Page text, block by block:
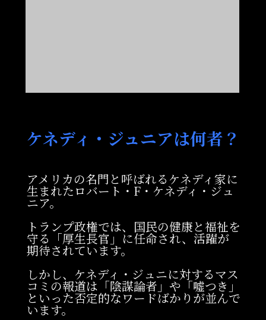
ケネディ・ジュニアは何者？
アメリカの名門と呼ばれるケネディ家に
生まれたロバート・F・ケネディ・ジュ
ニア。
トランプ政権では、国民の健康と福祉を
守る「厚生長官」に任命され、活躍が
期待されています。
しかし、ケネディ・ジュニに対するマス
コミの報道は「陰謀論者」や「嘘つき」
といった否定的なワードばかりが並んで
います。